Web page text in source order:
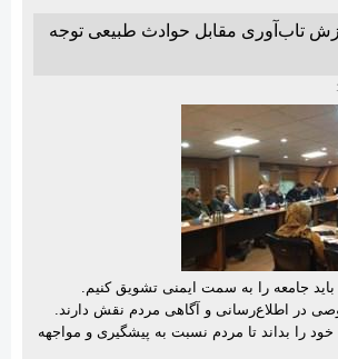
تاب‌آوری مقابل حوادث طبیعی توجه
بايد جامعه را به سمت ايمنی تشويق كنيم.
در اطلاع‌رسانی و آگاهی مردم نقش دارند.
خود را بداند تا مردم نسبت به پیشگیری و مواجهه